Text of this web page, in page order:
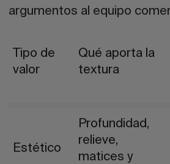
argumentos al equipo
Tipo de
valor
Qué aporta la
textura
Estético
Profundidad,
relieve,
matices y